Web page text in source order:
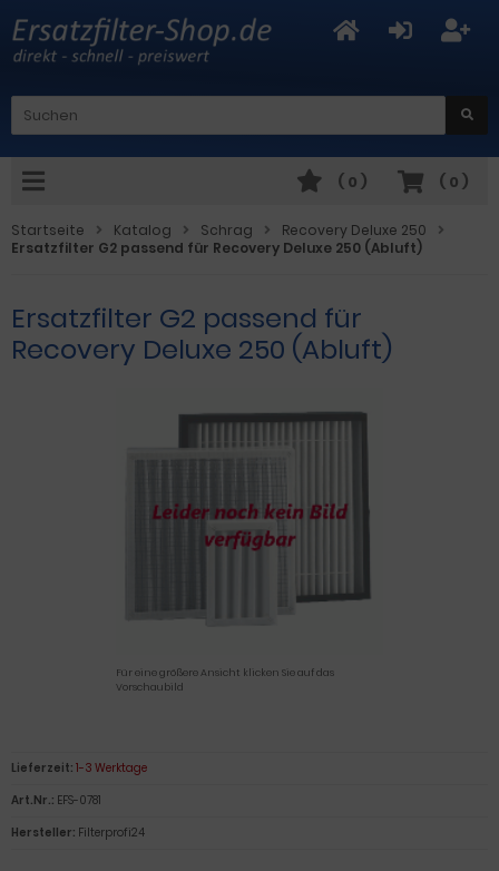
( 0 )
( 0 )
Startseite Katalog Schrag
Recovery Deluxe 250
Ersatzfilter G2 passend für Recovery Deluxe 250 (Abluft)
Ersatzfilter G2 passend für
Recovery Deluxe 250 (Abluft)
Für eine größere Ansicht klicken Sie auf das
Vorschaubild
Lieferzeit: 1-3 Werktage
Art.Nr.: EFS-0781
Hersteller: Filterprofi24